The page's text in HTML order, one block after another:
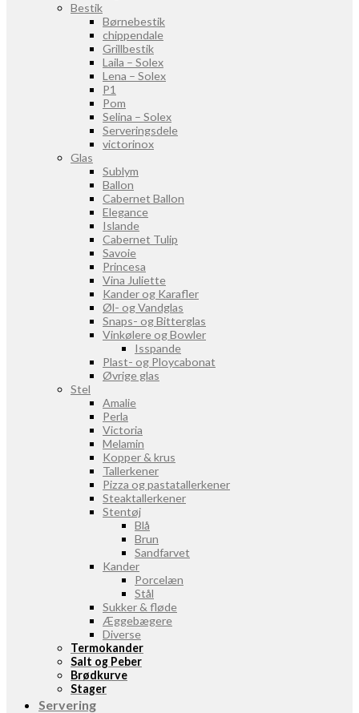
Bestik
Børnebestik
chippendale
Grillbestik
Laila – Solex
Lena – Solex
P1
Pom
Selina – Solex
Serveringsdele
victorinox
Glas
Sublym
Ballon
Cabernet Ballon
Elegance
Islande
Cabernet Tulip
Savoie
Princesa
Vina Juliette
Kander og Karafler
Øl- og Vandglas
Snaps- og Bitterglas
Vinkølere og Bowler
Isspande
Plast- og Ploycabonat
Øvrige glas
Stel
Amalie
Perla
Victoria
Melamin
Kopper & krus
Tallerkener
Pizza og pastatallerkener
Steaktallerkener
Stentøj
Blå
Brun
Sandfarvet
Kander
Porcelæn
Stål
Sukker & fløde
Æggebægere
Diverse
Termokander
Salt og Peber
Brødkurve
Stager
Servering